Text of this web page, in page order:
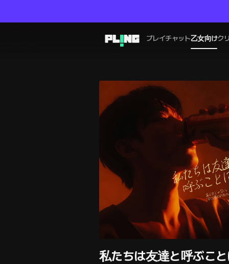
プレイチャット乙女向けク
私たちは友達と呼ぶこ